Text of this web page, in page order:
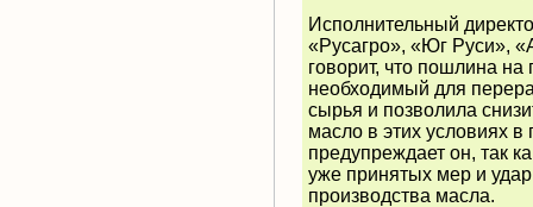
Исполнительный
«Русагро», «Юг Руси»,
говорит, что пошлина
необходимый для
сырья и позволила
масло в этих условиях
предупреждает он, так
уже принятых мер и
производства масла.